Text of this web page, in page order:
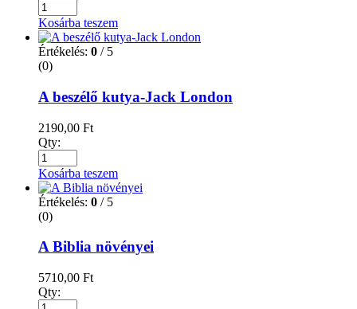
Kosárba teszem
Értékelés: 0 / 5
(0)
A beszélő kutya-Jack London
2190,00 Ft
Qty:
Kosárba teszem
Értékelés: 0 / 5
(0)
A Biblia növényei
5710,00 Ft
Qty: